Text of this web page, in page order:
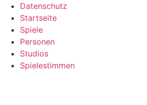
Datenschutz
Startseite
Spiele
Personen
Studios
Spielestimmen